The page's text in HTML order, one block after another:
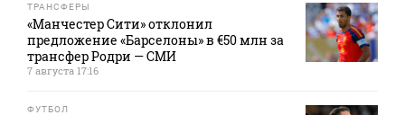
ТРАНСФЕРЫ
«Манчестер Сити» отклонил
предложение «Барселоны» в €50 млн за
трансфер Родри — СМИ
7 августа 17:16
ФУТБОЛ